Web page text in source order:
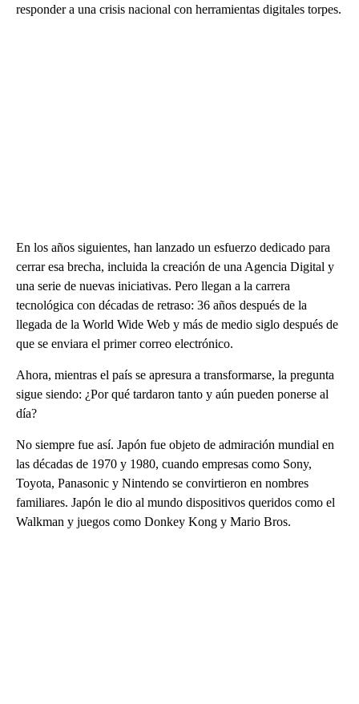
responder a una crisis nacional con herramientas digitales torpes.
En los años siguientes, han lanzado un esfuerzo dedicado para
cerrar esa brecha, incluida la creación de una Agencia Digital y
una serie de nuevas iniciativas. Pero llegan a la carrera
tecnológica con décadas de retraso: 36 años después de la
llegada de la World Wide Web y más de medio siglo después de
que se enviara el primer correo electrónico.
Ahora, mientras el país se apresura a transformarse, la pregunta
sigue siendo: ¿Por qué tardaron tanto y aún pueden ponerse al
día?
No siempre fue así. Japón fue objeto de admiración mundial en
las décadas de 1970 y 1980, cuando empresas como Sony,
Toyota, Panasonic y Nintendo se convirtieron en nombres
familiares. Japón le dio al mundo dispositivos queridos como el
Walkman y juegos como Donkey Kong y Mario Bros.